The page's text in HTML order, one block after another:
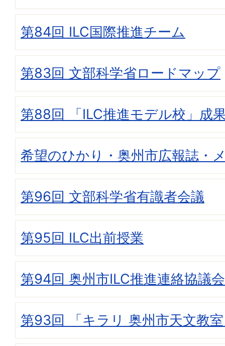
第84回 ILC国際推進チーム
第83回 文部科学省ロードマップ
第88回 「ILC推進モデル校」成
希望のひかり・奥州市広報誌・
第96回 文部科学省有識者会議
第95回 ILC出前授業
第94回 奥州市ILC推進連絡協議会
第93回 「キラリ 奥州市天文教